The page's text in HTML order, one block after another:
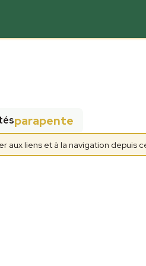
parapente
aux liens et à la navigation depuis